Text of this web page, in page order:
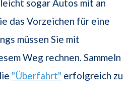
sogar Autos mit an
das Vorzeichen für eine
müssen Sie mit
Weg rechnen. Sammeln
"Überfahrt" erfolgreich zu